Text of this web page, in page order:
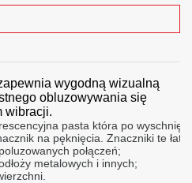
wygodną wizualną
obluzowywania się
wibracji.
pasta która po
na pęknięcia. Znaczniki te
połączeń;
metalowych i innych;